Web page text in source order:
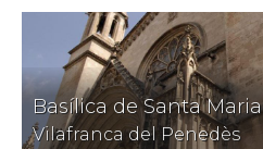
Basílica de Santa Maria
Vilafranca del Penedès